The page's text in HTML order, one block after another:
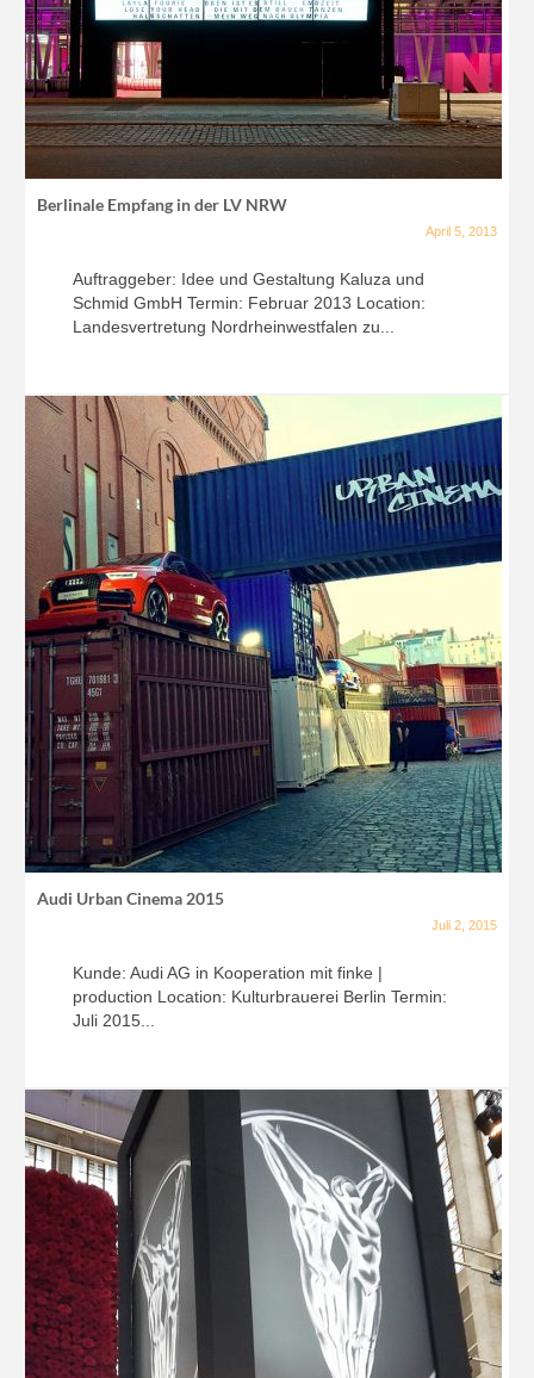
Berlinale Empfang in der LV NRW
April 5, 2013
Auftraggeber: Idee und Gestaltung Kaluza und
Schmid GmbH Termin: Februar 2013 Location:
Landesvertretung Nordrheinwestfalen zu...
Audi Urban Cinema 2015
Juli 2, 2015
Kunde: Audi AG in Kooperation mit finke |
production Location: Kulturbrauerei Berlin Termin:
Juli 2015...